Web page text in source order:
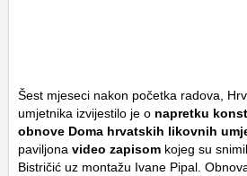
Šest mjeseci nakon početka radova,
umjetnika izvijestilo je o napretku
obnove Doma hrvatskih likovnih
paviljona video zapisom kojeg su
Bistričić uz montažu Ivane Pipal.